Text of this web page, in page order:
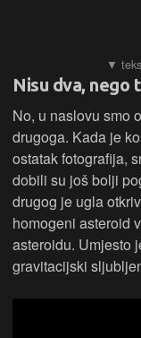
Nisu dva, nego
No, u naslovu smo
drugoga. Kada je
ostatak fotografija,
dobili su još bolji
drugog je ugla
homogeni asteroid
asteroidu. Umjesto
gravitacijski